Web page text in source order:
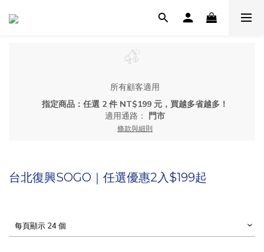
所有顧客適用
指定商品：任選 2 件 NT$199 元，買越多省越多！
適用通路： 門市
條款與細則
台北復興SOGO｜任選優惠2入$199起
每頁顯示 24 個